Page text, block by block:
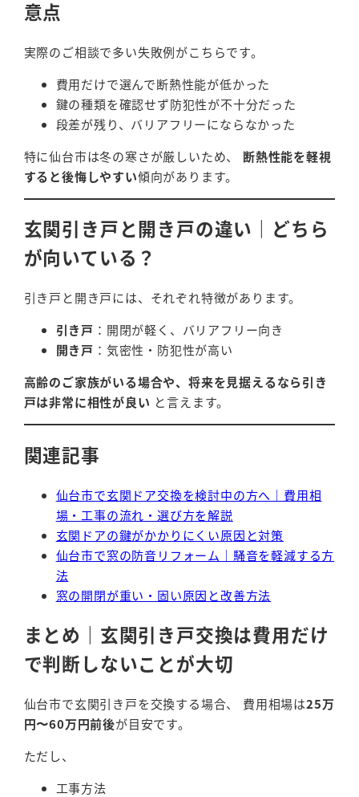
意点
実際のご相談で多い失敗例がこちらです。
費用だけで選んで断熱性能が低かった
鍵の種類を確認せず防犯性が不十分だった
段差が残り、バリアフリーにならなかった
特に仙台市は冬の寒さが厳しいため、 断熱性能を軽視
すると後悔しやすい傾向があります。
玄関引き戸と開き戸の違い｜どちら
が向いている？
引き戸と開き戸には、それぞれ特徴があります。
引き戸 ：開閉が軽く、バリアフリー向き
開き戸 ：気密性・防犯性が高い
高齢のご家族がいる場合や、将来を見据えるなら引き
戸は非常に相性が良い と言えます。
関連記事
仙台市で玄関ドア交換を検討中の方へ｜費用相
場・工事の流れ・選び方を解説
玄関ドアの鍵がかかりにくい原因と対策
仙台市で窓の防音リフォーム｜騒音を軽減する方
法
窓の開閉が重い・固い原因と改善方法
まとめ｜玄関引き戸交換は費用だけ
で判断しないことが大切
仙台市で玄関引き戸を交換する場合、 費用相場は25万
円〜60万円前後が目安です。
ただし、
工事方法